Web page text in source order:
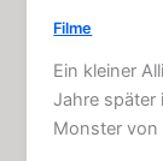
Filme
Ein kleiner
Jahre später
Monster von